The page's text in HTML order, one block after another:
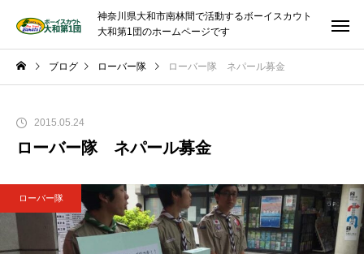
神奈川県大和市南林間で活動するボーイスカウト
大和第1団のホームページです
ブログ ローバー隊 ローバー隊 ネパール募金
2015.05.24
ローバー隊 ネパール募金
ローバー隊